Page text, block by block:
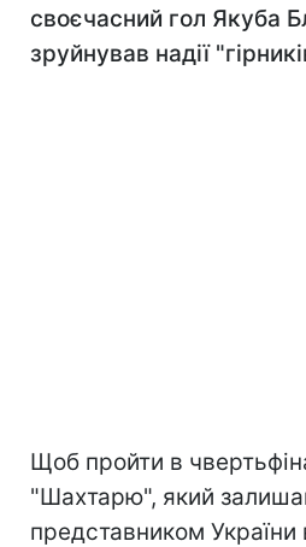
своєчасний гол Якуба
зруйнував надії
Щоб пройти в
"Шахтарю", який
представником України